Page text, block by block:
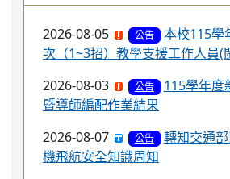
2026-08-05 公告
本校115學
次（1~3招）教學支援工作人員(
2026-08-03
公告
115學年度
暨導師編配作業結果
2026-08-07
公告
轉知交通
機飛航安全知識周知